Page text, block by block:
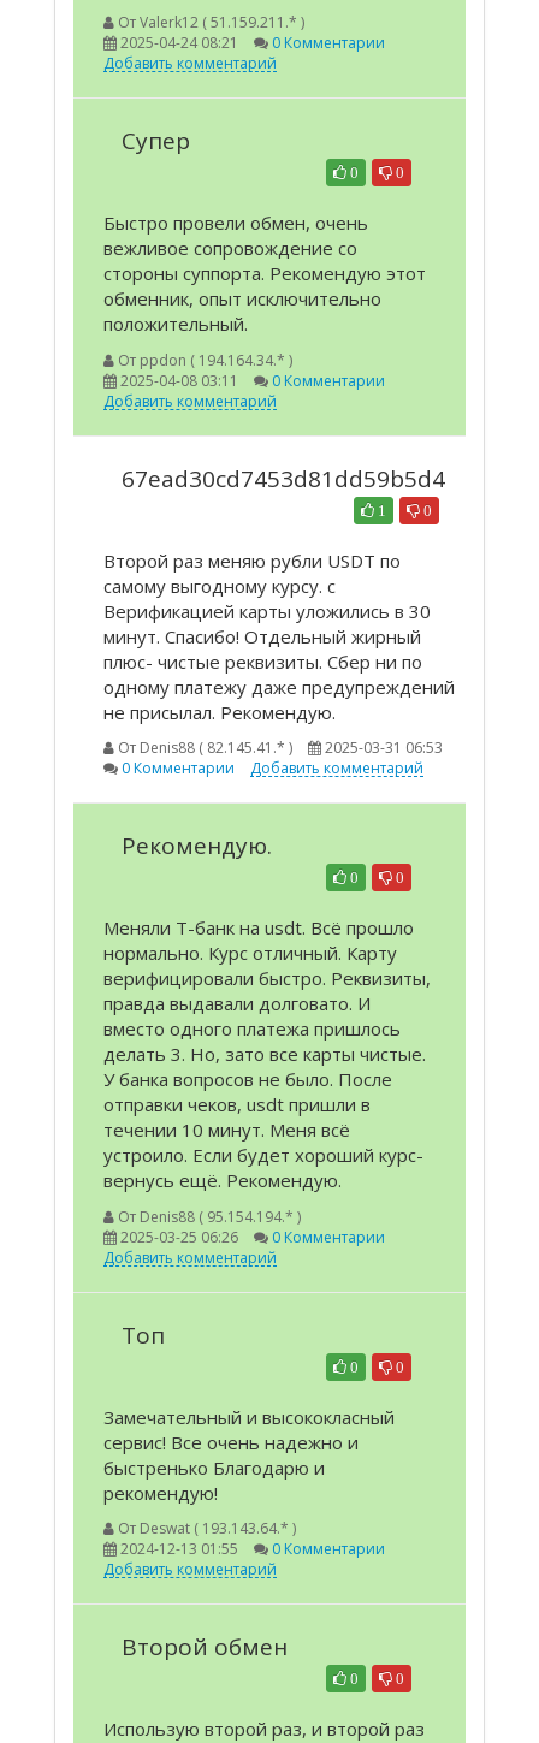
ОтValerk12 ( 51.159.211.* )
2025-04-24 08:21
0 Комментарии
Добавить комментарий
Супер
0
0
Быстро провели обмен, очень
вежливое сопровождение со
стороны суппорта. Рекомендую этот
обменник, опыт исключительно
положительный.
От ppdon ( 194.164.34.* )
2025-04-08 03:11
0 Комментарии
Добавить комментарий
67ead30cd7453d81dd59b5d4
0
1
Второй раз меняю рубли USDT по
самому выгодному курсу. с
Верификацией карты уложились в 30
минут. Спасибо! Отдельный жирный
плюс- чистые реквизиты. Сбер ни по
одному платежу даже предупреждений
не присылал. Рекомендую.
От Denis88 ( 82.145.41.* )
2025-03-31 06:53
0 Комментарии
Добавить комментарий
Рекомендую.
0
0
Меняли Т-банк на usdt. Всё прошло
нормально. Курс отличный. Карту
верифицировали быстро. Реквизиты,
правда выдавали долговато. И
вместо одного платежа пришлось
делать 3. Но, зато все карты чистые.
У банка вопросов не было. После
отправки чеков, usdt пришли в
течении 10 минут. Меня всё
устроило. Если будет хороший курс-
вернусь ещё. Рекомендую.
От Denis88 ( 95.154.194.* )
2025-03-25 06:26
0 Комментарии
Добавить комментарий
Топ
0
0
Замечательный и высококласный
сервис! Все очень надежно и
быстренько Благодарю и
рекомендую!
От Deswat ( 193.143.64.* )
2024-12-13 01:55
0 Комментарии
Добавить комментарий
Второй обмен
0
0
Использую второй раз, и второй раз